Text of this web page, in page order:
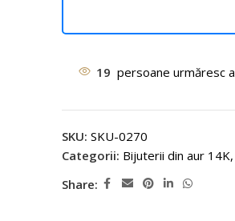
19 persoane urmăresc
SKU: SKU-0270
Categorii: Bijuterii din aur 14K,
Share: